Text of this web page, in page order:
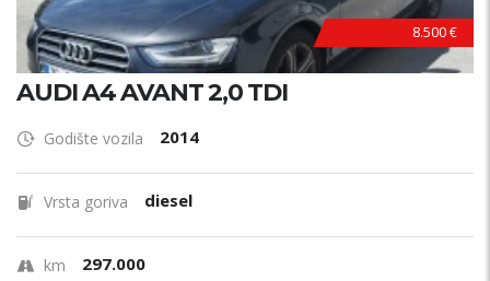
8.500 €
AUDI A4 AVANT 2,0 TDI
Godište vozila 2014
Vrsta goriva diesel
km 297.000